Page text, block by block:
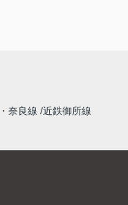
奈良線 近鉄御所線